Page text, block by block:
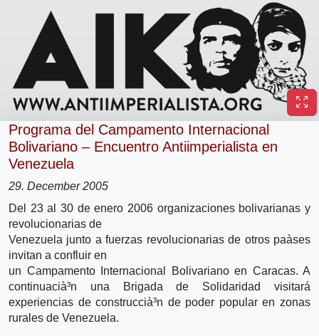
Programa del Campamento Internacional
Bolivariano – Encuentro Antiimperialista en
Venezuela
29. December 2005
Del 23 al 30 de enero 2006 organizaciones bolivarianas y
revolucionarias de
Venezuela junto a fuerzas revolucionarias de otros paà­ses
invitan a confluir en
un Campamento Internacional Bolivariano en Caracas. A
continuacià³n una Brigada de Solidaridad visitará
experiencias de construccià³n de poder popular en zonas
rurales de Venezuela.